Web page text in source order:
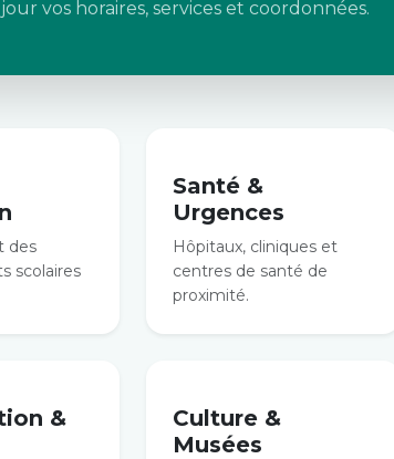
vos horaires, services et coordonnées.
des
scolaires
Santé &
Urgences
Hôpitaux, cliniques et
centres de santé de
proximité.
&
Culture &
Musées